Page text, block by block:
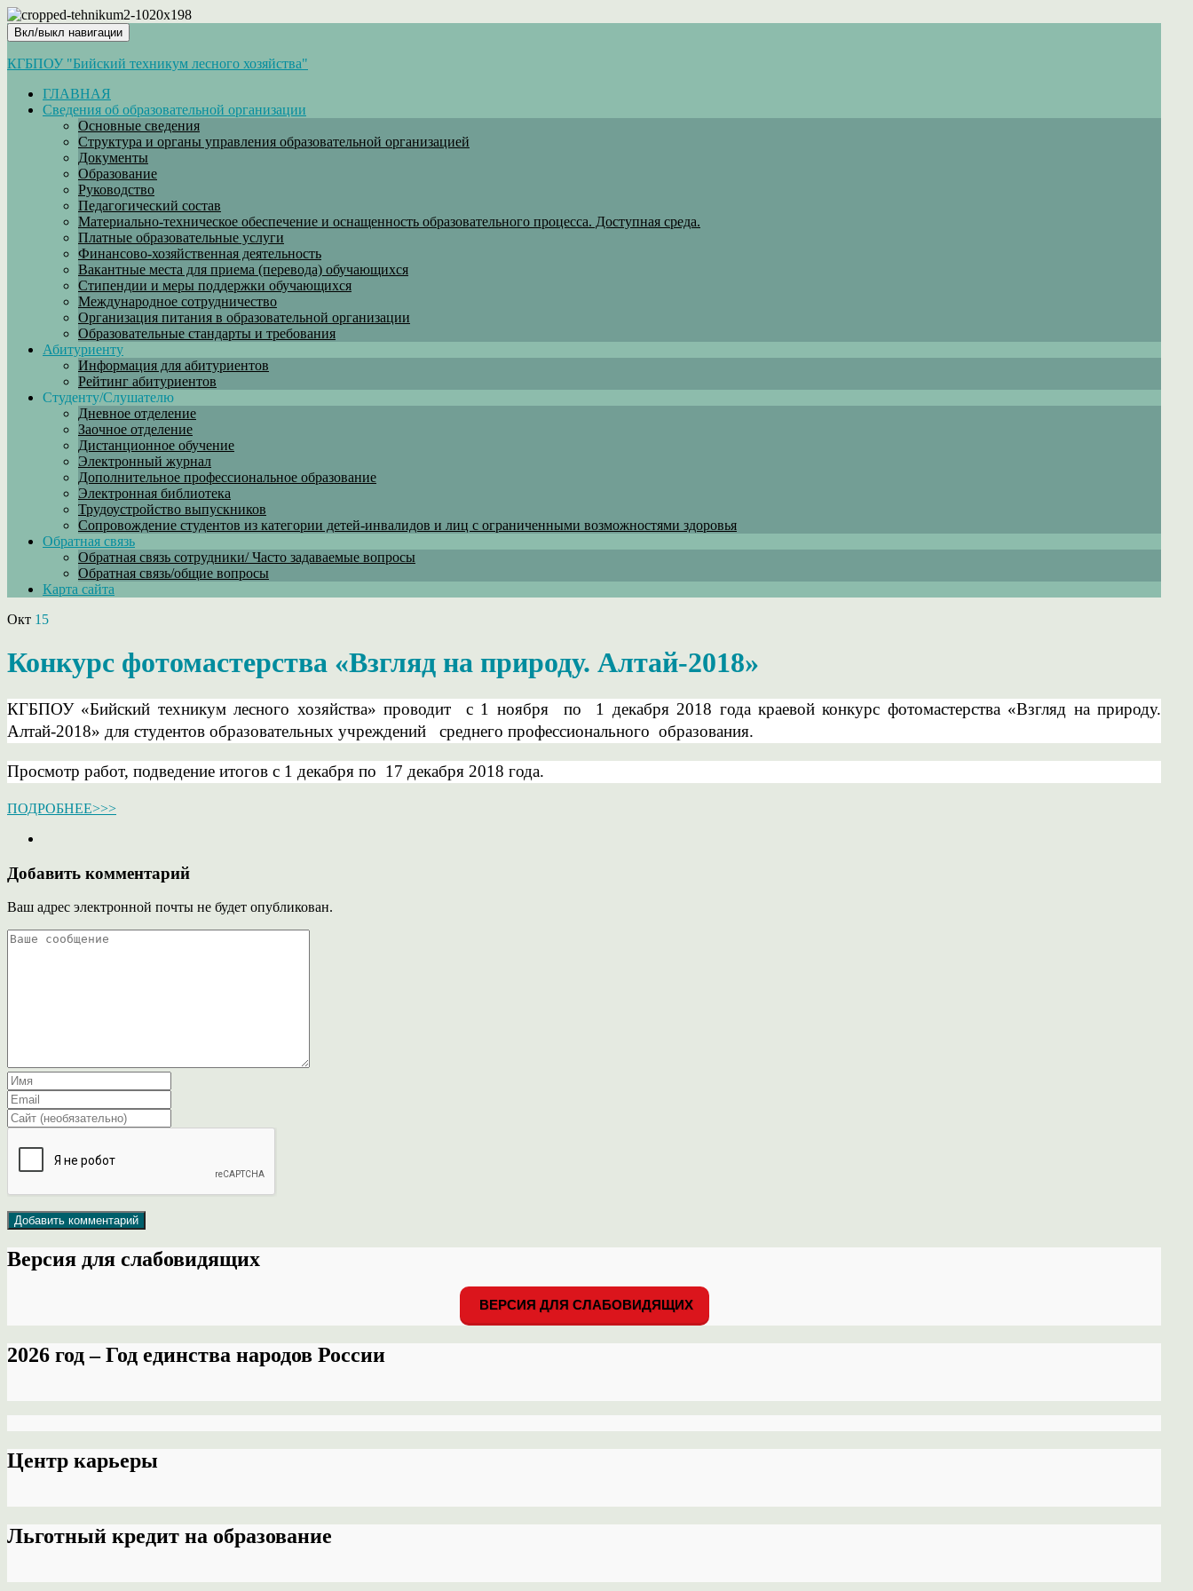
Вкл/выкл навигации
КГБПОУ "Бийский техникум лесного хозяйства"
ГЛАВНАЯ
Сведения об образовательной организации
Основные сведения
Структура и органы управления образовательной организацией
Документы
Образование
Руководство
Педагогический состав
Материально-техническое обеспечение и оснащенность образовательного процесса. Доступная среда.
Платные образовательные услуги
Финансово-хозяйственная деятельность
Вакантные места для приема (перевода) обучающихся
Стипендии и меры поддержки обучающихся
Международное сотрудничество
Организация питания в образовательной организации
Образовательные стандарты и требования
Абитуриенту
Информация для абитуриентов
Рейтинг абитуриентов
Студенту/Слушателю
Дневное отделение
Заочное отделение
Дистанционное обучение
Электронный журнал
Дополнительное профессиональное образование
Электронная библиотека
Трудоустройство выпускников
Сопровождение студентов из категории детей-инвалидов и лиц с ограниченными возможностями здоровья
Обратная связь
Обратная связь сотрудники/ Часто задаваемые вопросы
Обратная связь/общие вопросы
Карта сайта
Окт 15
Конкурс фотомастерства «Взгляд на природу. Алтай-2018»
КГБПОУ «Бийский техникум лесного хозяйства» проводит с 1 ноября по 1 декабря 2018 года краевой конкурс фотомастерства «Взгляд на природу.
Алтай-2018» для студентов образовательных учреждений среднего профессионального образования.
Просмотр работ, подведение итогов с 1 декабря по 17 декабря 2018 года.
ПОДРОБНЕЕ>>>
Добавить комментарий
Ваш адрес электронной почты не будет опубликован.
Версия для слабовидящих
ВЕРСИЯ ДЛЯ СЛАБОВИДЯЩИХ
2026 год – Год единства народов России
Центр карьеры
Льготный кредит на образование